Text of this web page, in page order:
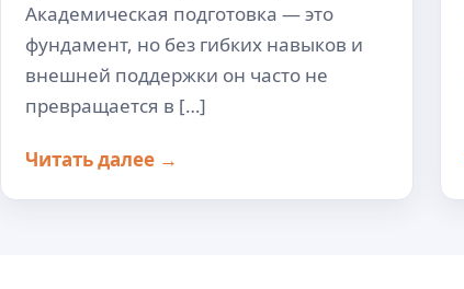
Академическая подготовка — это
фундамент, но без гибких навыков и
внешней поддержки он часто не
превращается в […]
Читать далее →